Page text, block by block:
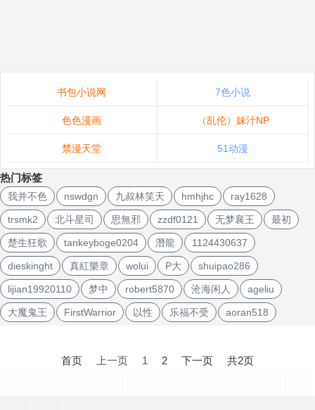
书包小说网 7色小说
色色漫画 （乱伦）妹汁NP
禁漫天堂 51动漫
热门标签
我并不色 nswdgn 九叔林笑天 hmhjhc ray1628
trsmk2 北斗星司 思無邪 zzdf0121 无梦襄王 最初
楚生狂歌 tankeyboge0204 潛龍 1124430637
dieskinght 真紅樂章 wolui P大 shuipao286
lijian19920110 梦中 robert5870 沧海闲人 ageliu
大魔鬼王 FirstWarrior 以性 乐福不受 aoran518
首页 上一页 1 2 下一页 共2页